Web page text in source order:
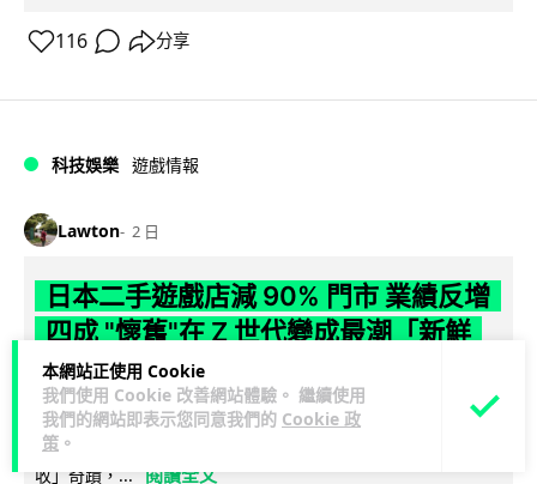
本網站正使用 Cookie
我們使用 Cookie 改善網站體驗。 繼續使用
我們的網站即表示您同意我們的 Cookie 政
策 。
116 分享
科技娛樂 遊戲情報
Lawton 2 日
日本二手遊戲店減 90% 門市 業績反增
四成 "懷舊"在 Z 世代變成最潮「新鮮
感」
日本零售巨頭 GEO 將懷舊遊戲銷售門市從 1,000 間大幅減至
99 間，但銷售額卻不降反升至過往的 1.4 倍。做到「減店增
收」奇蹟，... 閱讀全文